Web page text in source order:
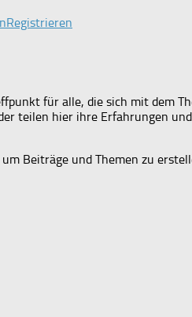
Registrieren
für alle, die sich mit dem
teilen hier ihre Erfahrungen
um Beiträge und Themen zu